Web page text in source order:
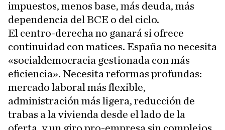
impuestos, menos base, más deuda, más
dependencia del BCE o del ciclo.
El centro-derecha no ganará si ofrece
continuidad con matices. España no necesita
«socialdemocracia gestionada con más
eficiencia». Necesita reformas profundas:
mercado laboral más flexible,
administración más ligera, reducción de
trabas a la vivienda desde el lado de la